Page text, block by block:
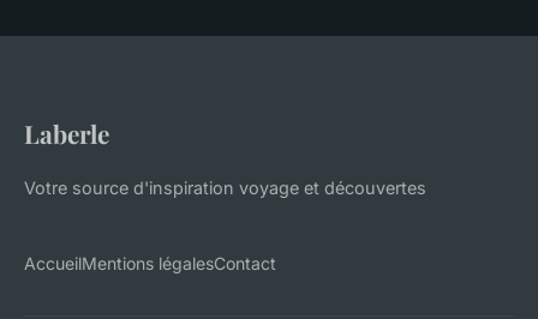
Laberle
Votre source d'inspiration voyage et découvertes
AccueilMentions légalesContact